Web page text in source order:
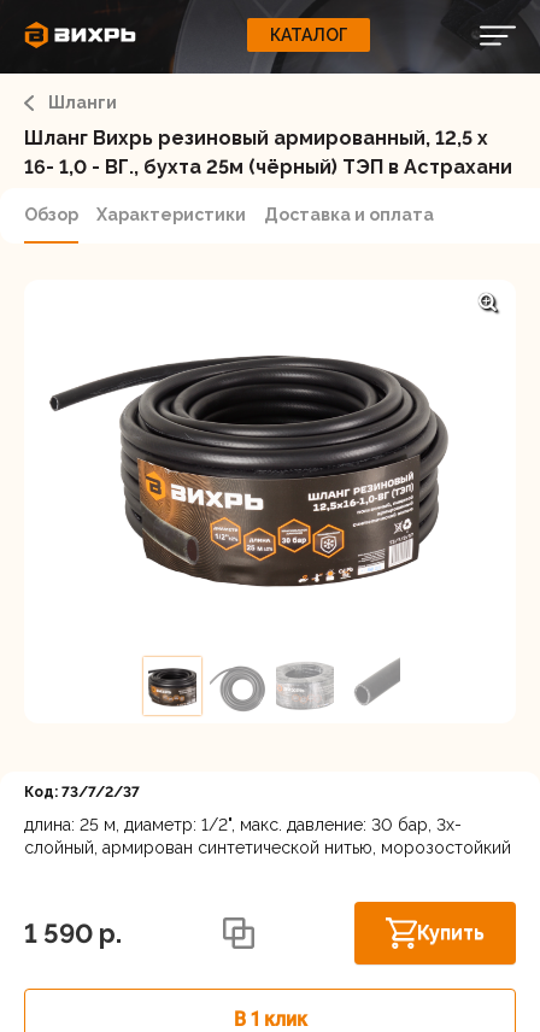
КАТАЛОГ
КАТАЛОГ
О бренде
Блог
Свернуть
ЭЛЕКТРОИНСТРУМЕНТЫ
ИНСТРУМЕНТ
СЕЛЬХОЗТЕХНИКА
ОБОРУДОВАНИЕ
Шланги
Шланг Вихрь резиновый армированный, 12,5 х
16- 1,0 - ВГ., бухта 25м (чёрный) ТЭП в Астрахани
Обзор Характеристики Доставка и оплата
Код: 73/7/2/37
длина: 25 м, диаметр: 1/2", макс. давление: 30 бар, 3х-
слойный, армирован синтетической нитью, морозостойкий
1 590 p. Купить
В 1 клик
штук
Забыли пароль?
Регистрация
ВАШ ЗАКАЗ
Корзина